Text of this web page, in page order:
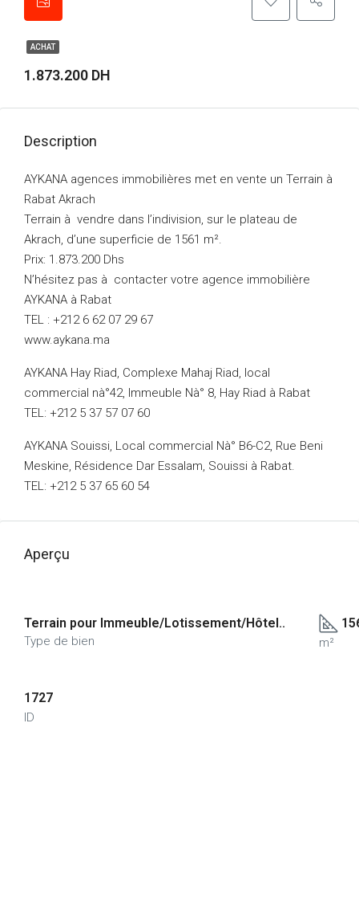
ACHAT
1.873.200 DH
Description
AYKANA agences immobilières met en vente un Terrain à
Rabat Akrach
Terrain à vendre dans l’indivision, sur le plateau de
Akrach, d’une superficie de 1561 m².
Prix: 1.873.200 Dhs
N’hésitez pas à contacter votre agence immobilière
AYKANA à Rabat
TEL : +212 6 62 07 29 67
www.aykana.ma
AYKANA Hay Riad, Complexe Mahaj Riad, local
commercial nà°42, Immeuble Nà° 8, Hay Riad à Rabat
TEL: +212 5 37 57 07 60
AYKANA Souissi, Local commercial Nà° B6-C2, Rue Beni
Meskine, Résidence Dar Essalam, Souissi à Rabat.
TEL: +212 5 37 65 60 54
Aperçu
Terrain pour Immeuble/Lotissement/Hôtel..
Type de bien m²
1727
ID